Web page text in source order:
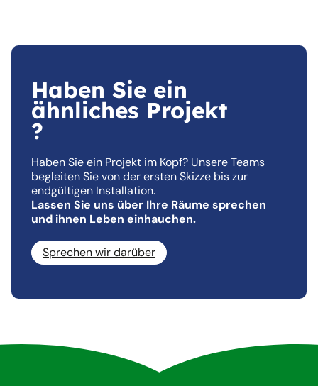
Haben Sie ein
ähnliches Projekt
?
Haben Sie ein Projekt im Kopf? Unsere Teams
begleiten Sie von der ersten Skizze bis zur
endgültigen Installation.
Lassen Sie uns über Ihre Räume sprechen
und ihnen Leben einhauchen.
Sprechen wir darüber